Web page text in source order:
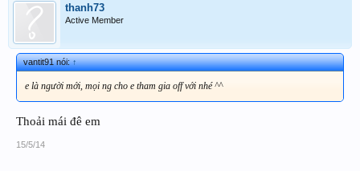
thanh73
Active Member
vantit91 nói:↑
e là người mới, mọi ng cho e tham gia off với nhé ^^
Thoải mái đê em
15/5/14